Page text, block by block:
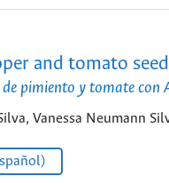
and tomato
pimiento y tomate con
Vanessa Neumann